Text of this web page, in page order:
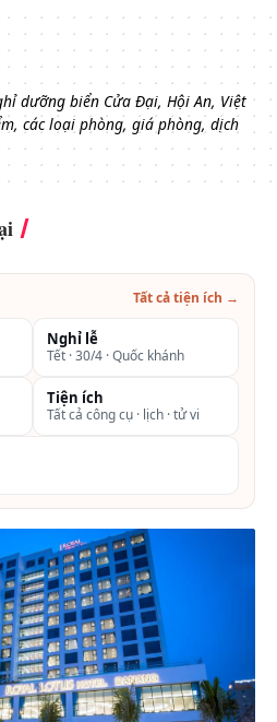
dưỡng biển Cửa Đại, Hội An, Việt
các loại phòng, giá phòng, dịch
Tất cả tiện ích →
Nghỉ lễ
Tết · 30/4 · Quốc khánh
Tiện ích
Tất cả công cụ · lịch · tử vi